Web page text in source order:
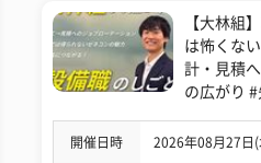
【大林組
は怖くな
計・見積
の広がり
開催日時 2026年08月27日